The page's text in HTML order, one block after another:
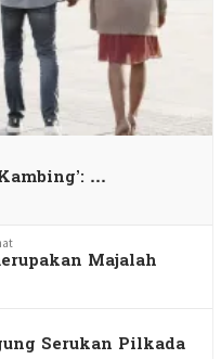
…
Majalah
Serukan Pilkada